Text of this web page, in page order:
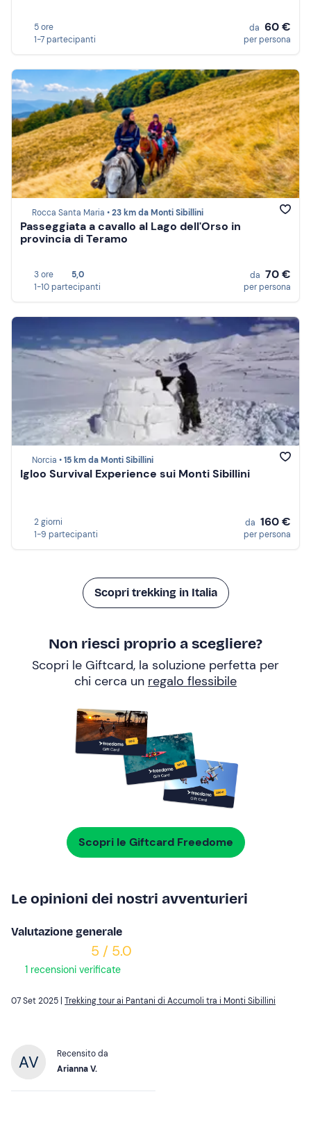
5 ore
1-7 partecipanti
da 60 €
per persona
Rocca Santa Maria •23 km da Monti Sibillini
Passeggiata a cavallo al Lago dell'Orso in
provincia di Teramo
3 ore
5,0
1-10 partecipanti
da 70 €
per persona
Norcia •15 km da Monti Sibillini
Igloo Survival Experience sui Monti Sibillini
2 giorni
1-9 partecipanti
da 160 €
per persona
Scopri trekking in Italia
Non riesci proprio a scegliere?
Scopri le Giftcard, la soluzione perfetta per
chi cerca un regalo flessibile
Scopri le Giftcard Freedome
Le opinioni dei nostri avventurieri
Valutazione generale
5 / 5.0
1 recensioni verificate
07 Set 2025 | Trekking tour ai Pantani di Accumoli tra i Monti Sibillini
Recensito da
Arianna V.